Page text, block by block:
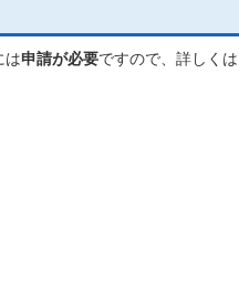
は申請が必要ですので、詳しくは